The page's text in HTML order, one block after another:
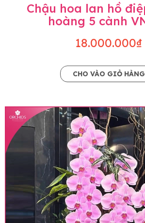
Chậu hoa lan hồ
hoàng 5 cành
18.000.000₫
CHO VÀO GIỎ HÀNG